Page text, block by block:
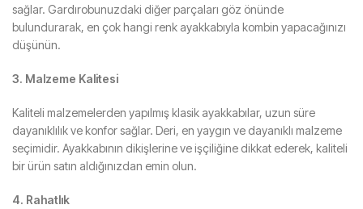
sağlar. Gardırobunuzdaki diğer parçaları göz önünde
bulundurarak, en çok hangi renk ayakkabıyla kombin yapacağınızı
düşünün.
3. Malzeme Kalitesi
Kaliteli malzemelerden yapılmış klasik ayakkabılar, uzun süre
dayanıklılık ve konfor sağlar. Deri, en yaygın ve dayanıklı malzeme
seçimidir. Ayakkabının dikişlerine ve işçiliğine dikkat ederek, kaliteli
bir ürün satın aldığınızdan emin olun.
4. Rahatlık